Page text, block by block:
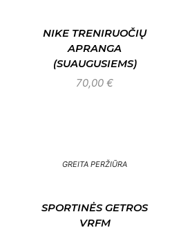
NIKE TRENIRUOČIŲ
APRANGA
(SUAUGUSIEMS)
70,00 €
GREITA PERŽIŪRA
SPORTINĖS GETROS
VRFM